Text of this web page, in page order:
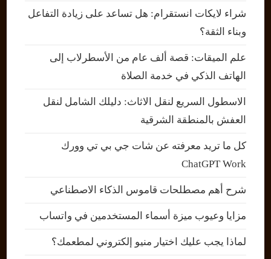
شراء لايكات انستقرام: هل تساعد على زيادة التفاعل
وبناء الثقة؟
علم الميقات: قصة ألف عام من الأسطرلاب إلى
الهاتف الذكي في خدمة الصلاة
الاسطول السريع لنقل الاثاث: دليلك الشامل لنقل
العفش بالمنطقة الشرقية
كل ما تريد معرفته عن شات جي بي تي وورك
ChatGPT Work
شرح أهم مصطلحات قاموس الذكاء الاصطناعي
مزايا وعيوب ميزة أسماء المستخدمين في واتساب
لماذا يجب عليك اختيار منيو إلكتروني لمطعمك؟